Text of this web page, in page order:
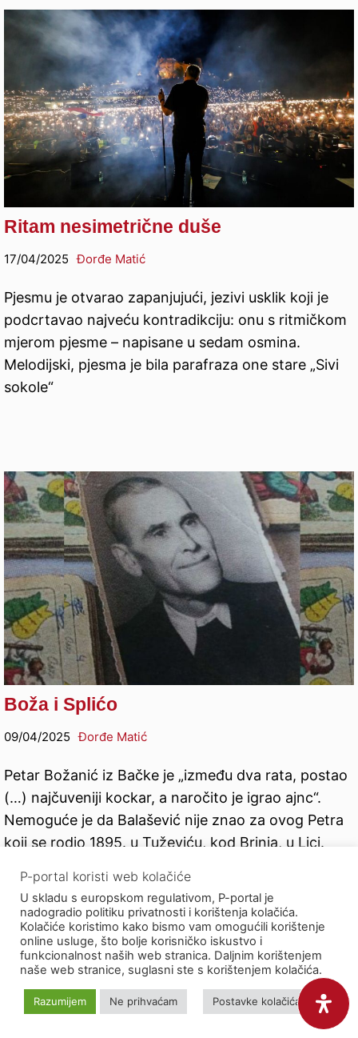
Ritam nesimetrične duše
17/04/2025 Đorđe Matić
Pjesmu je otvarao zapanjujući, jezivi usklik koji je
podcrtavao najveću kontradikciju: onu s ritmičkom
mjerom pjesme – napisane u sedam osmina.
Melodijski, pjesma je bila parafraza one stare „Sivi
sokole“
Boža i Splićo
09/04/2025 Đorđe Matić
Petar Božanić iz Bačke je „između dva rata, postao
(…) najčuveniji kockar, a naročito je igrao ajnc“.
Nemoguće je da Balašević nije znao za ovog Petra
koji se rodio 1895. u Tuževiću, kod Brinja, u Lici.
P-portal koristi web kolačiće
U skladu s europskom regulativom, P-portal je
nadogradio politiku privatnosti i korištenja kolačića.
Kolačiće koristimo kako bismo vam omogućili korištenje
online usluge, što bolje korisničko iskustvo i
funkcionalnost naših web stranica. Daljnim korištenjem
naše web stranice, suglasni ste s korištenjem kolačića.
Razumijem Ne prihvaćam Postavke kolačića